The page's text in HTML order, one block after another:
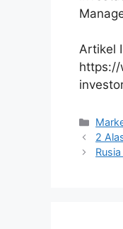
Artikel
https://
2